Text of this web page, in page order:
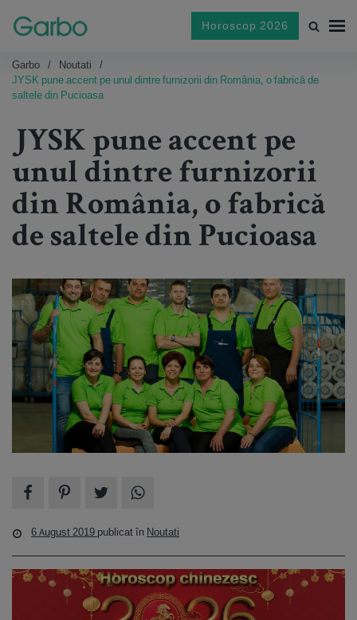
Horoscop 2026
Garbo
Noutati
JYSK pune accent pe unul dintre furnizorii din România, o fabrică de
saltele din Pucioasa
JYSK pune accent pe
unul dintre furnizorii
din România, o fabrică
de saltele din Pucioasa
6 August 2019 publicat în Noutati